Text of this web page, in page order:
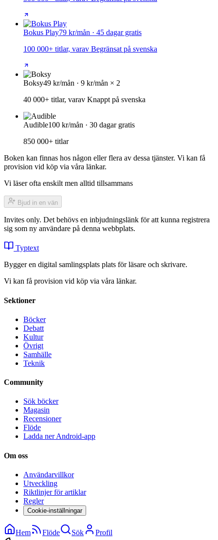
Bokus Play79 kr/mån · 45 dagar gratis
100 000+ titlar, varav Begränsat på svenska
Boksy49 kr/mån · 9 kr/mån × 2
40 000+ titlar, varav Knappt på svenska
Audible100 kr/mån · 30 dagar gratis
850 000+ titlar
Boken kan finnas hos någon eller flera av dessa tjänster. Vi kan få
provision vid köp via våra länkar.
Vi läser ofta enskilt men alltid tillsammans
Bjud in en vän
Invites only. Det behövs en inbjudningslänk för att kunna registrera
sig som ny användare på denna webbplats.
Typtext
Bygger en digital samlingsplats plats för läsare och skrivare.
Vi kan få provision vid köp via våra länkar.
Sektioner
Böcker
Debatt
Kultur
Övrigt
Samhälle
Teknik
Community
Sök böcker
Magasin
Recensioner
Flöde
Ladda ner Android-app
Om oss
Användarvillkor
Utveckling
Riktlinjer för artiklar
Regler
Cookie-inställningar
Hem Flöde Sök Profil